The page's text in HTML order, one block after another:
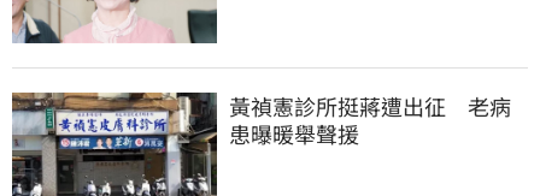
黃禎憲診所挺蔣遭出征　老病
患曝暖舉聲援